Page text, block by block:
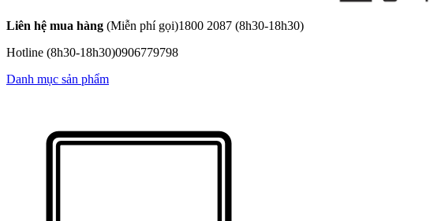
Liên hệ mua hàng (Miễn phí gọi)1800 2087 (8h30-18h30)
Hotline (8h30-18h30)0906779798
Danh mục sản phẩm